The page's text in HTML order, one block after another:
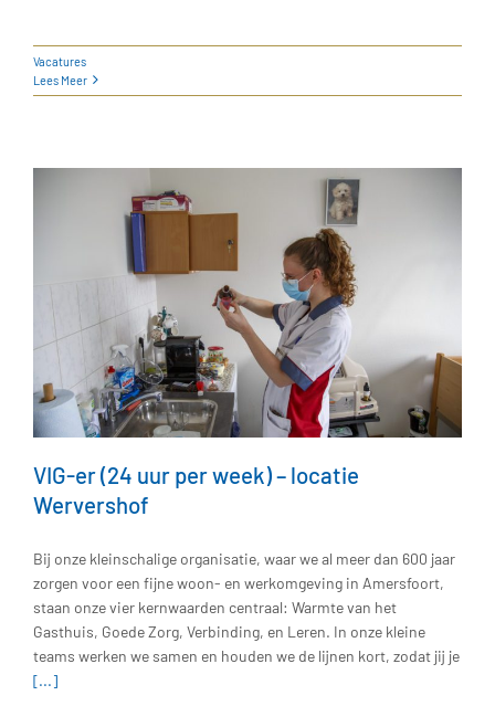
Vacatures
Lees Meer
VIG-er (24 uur per week) – locatie
Wervershof
Bij onze kleinschalige organisatie, waar we al meer dan 600 jaar
zorgen voor een fijne woon- en werkomgeving in Amersfoort,
staan onze vier kernwaarden centraal: Warmte van het
Gasthuis, Goede Zorg, Verbinding, en Leren. In onze kleine
teams werken we samen en houden we de lijnen kort, zodat jij je
[...]